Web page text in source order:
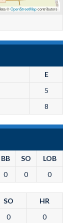
©OpenStreetMapcontributors
E
5
8
BB SO
LOB
0 0 0
SO
HR
0 0